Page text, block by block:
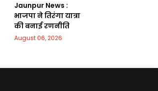
Jaunpur News :
भाजपा ने तिरंगा यात्रा
की बनाई रणनीति
August 06, 2026